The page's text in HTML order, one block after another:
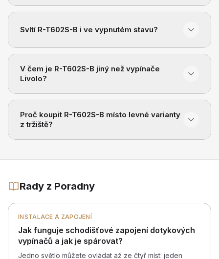
Svítí R-T602S-B i ve vypnutém stavu?
V čem je R-T602S-B jiný než vypínače
Livolo?
Proč koupit R-T602S-B místo levné varianty
z tržiště?
Rady z Poradny
INSTALACE A ZAPOJENÍ
Jak funguje schodišťové zapojení dotykových
vypínačů a jak je spárovat?
Jedno světlo můžete ovládat až ze čtyř míst: jeden